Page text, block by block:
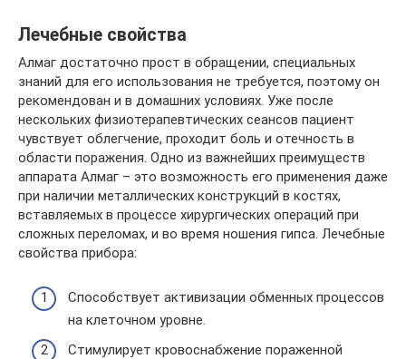
Лечебные свойства
Алмаг достаточно прост в обращении, специальных
знаний для его использования не требуется, поэтому он
рекомендован и в домашних условиях. Уже после
нескольких физиотерапевтических сеансов пациент
чувствует облегчение, проходит боль и отечность в
области поражения. Одно из важнейших преимуществ
аппарата Алмаг – это возможность его применения даже
при наличии металлических конструкций в костях,
вставляемых в процессе хирургических операций при
сложных переломах, и во время ношения гипса. Лечебные
свойства прибора:
Способствует активизации обменных процессов
на клеточном уровне.
Стимулирует кровоснабжение пораженной